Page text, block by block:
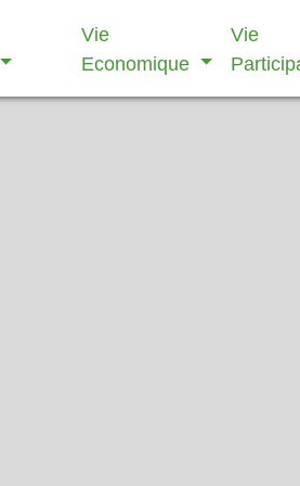
Vie
Economique
Vie